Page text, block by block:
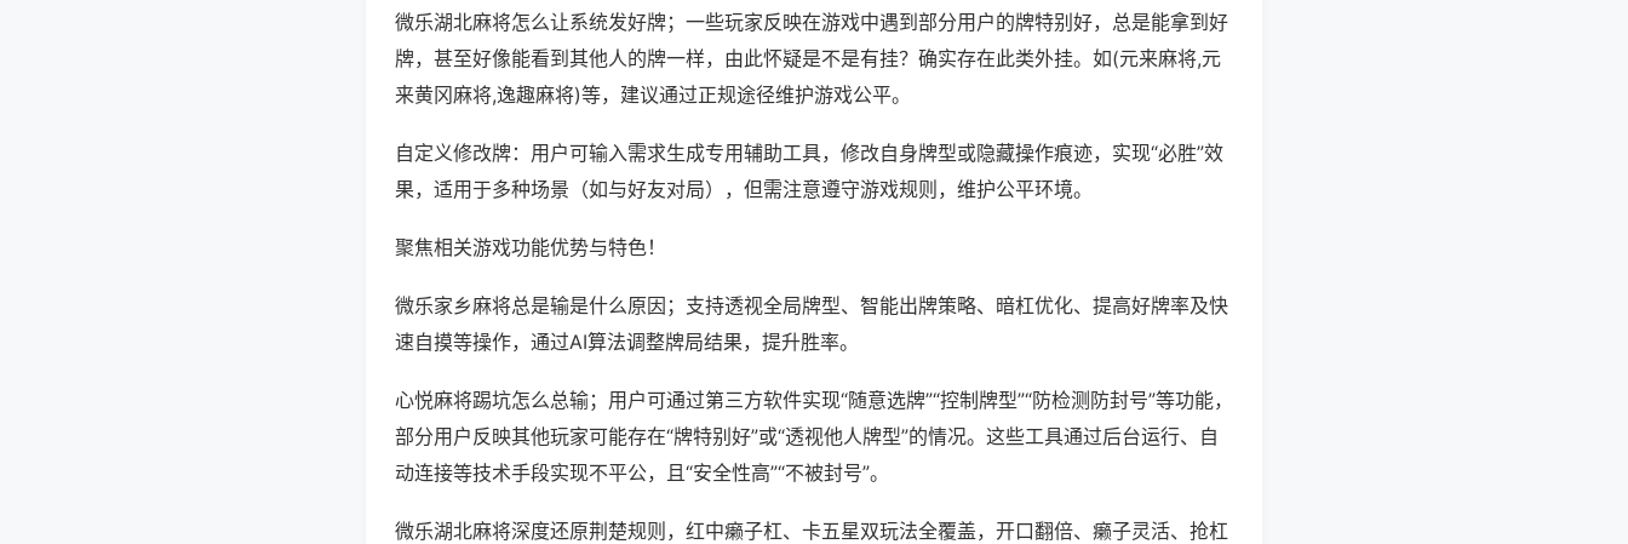
微乐湖北麻将怎么让系统发好牌；一些玩家反映在游戏中遇到部分用户的牌特别好，总是能拿到好
牌，甚至好像能看到其他人的牌一样，由此怀疑是不是有挂？确实存在此类外挂。如(元来麻将,元
来黄冈麻将,逸趣麻将)等，建议通过正规途径维护游戏公平。
自定义修改牌：用户可输入需求生成专用辅助工具，修改自身牌型或隐藏操作痕迹，实现“必胜”效
果，适用于多种场景（如与好友对局），但需注意遵守游戏规则，维护公平环境。
聚焦相关游戏功能优势与特色！
微乐家乡麻将总是输是什么原因；支持透视全局牌型、智能出牌策略、暗杠优化、提高好牌率及快
速自摸等操作，通过AI算法调整牌局结果，提升胜率。
心悦麻将踢坑怎么总输；用户可通过第三方软件实现“随意选牌”“控制牌型”“防检测防封号”等功能，
部分用户反映其他玩家可能存在“牌特别好”或“透视他人牌型”的情况。这些工具通过后台运行、自
动连接等技术手段实现不平公，且“安全性高”“不被封号”。
微乐湖北麻将深度还原荆楚规则，红中癞子杠、卡五星双玩法全覆盖，开口翻倍、癞子灵活、抢杠